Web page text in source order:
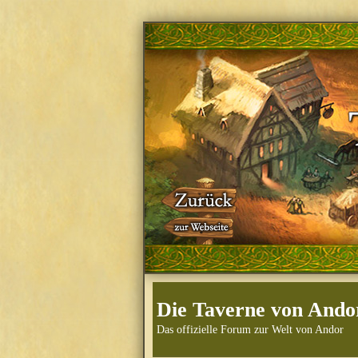
Die Taverne von
Das offizielle Forum zur Welt von Andor